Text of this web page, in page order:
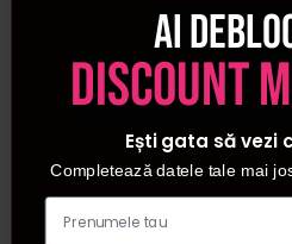
Ai
discount
Ești gata să vezi
Completează datele tale mai